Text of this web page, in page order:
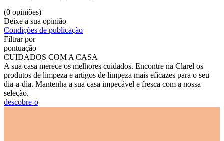
(0 opiniões)
Deixe a sua opinião
Condições de publicação
Filtrar por
pontuação
CUIDADOS COM A CASA
A sua casa merece os melhores cuidados. Encontre na Clarel os
produtos de limpeza e artigos de limpeza mais eficazes para o seu
dia-a-dia. Mantenha a sua casa impecável e fresca com a nossa
seleção.
descobre-o